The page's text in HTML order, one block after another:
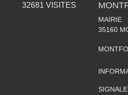
32681 VISITES
MAIRIE
35160